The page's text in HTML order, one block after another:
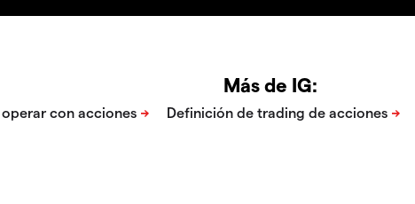
Más de IG: